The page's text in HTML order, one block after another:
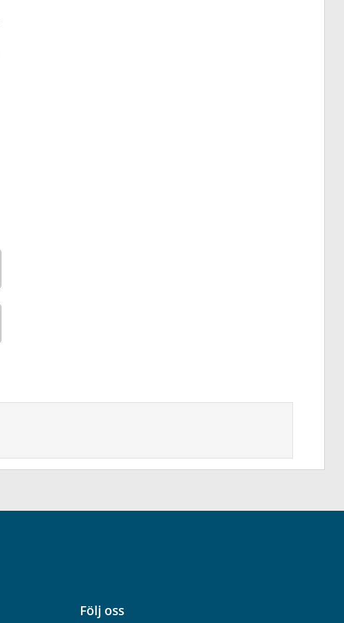
Följ oss